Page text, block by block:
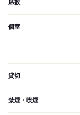
席数
個室
貸切
禁煙・喫煙